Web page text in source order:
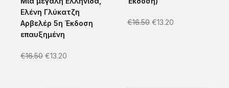
Ελένη Γλύκατζη
Αρβελέρ 5η Έκδοση
επαυξημένη
€16.50 €13.20
€16.50 €13.20